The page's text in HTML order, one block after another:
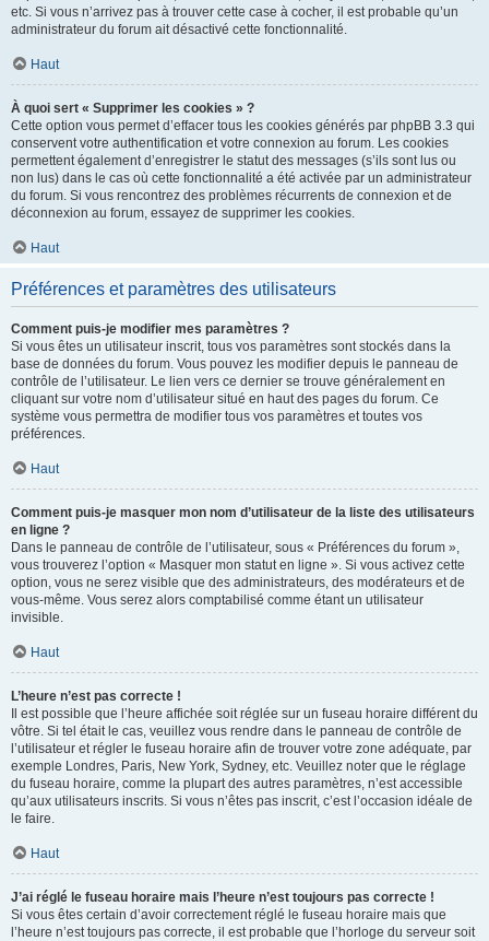
etc. Si vous n’arrivez pas à trouver cette case à cocher, il est probable qu’un
administrateur du forum ait désactivé cette fonctionnalité.
Haut
À quoi sert « Supprimer les cookies » ?
Cette option vous permet d’effacer tous les cookies générés par phpBB 3.3 qui
conservent votre authentification et votre connexion au forum. Les cookies
permettent également d’enregistrer le statut des messages (s’ils sont lus ou
non lus) dans le cas où cette fonctionnalité a été activée par un administrateur
du forum. Si vous rencontrez des problèmes récurrents de connexion et de
déconnexion au forum, essayez de supprimer les cookies.
Haut
Préférences et paramètres des utilisateurs
Comment puis-je modifier mes paramètres ?
Si vous êtes un utilisateur inscrit, tous vos paramètres sont stockés dans la
base de données du forum. Vous pouvez les modifier depuis le panneau de
contrôle de l’utilisateur. Le lien vers ce dernier se trouve généralement en
cliquant sur votre nom d’utilisateur situé en haut des pages du forum. Ce
système vous permettra de modifier tous vos paramètres et toutes vos
préférences.
Haut
Comment puis-je masquer mon nom d’utilisateur de la liste des utilisateurs
en ligne ?
Dans le panneau de contrôle de l’utilisateur, sous « Préférences du forum »,
vous trouverez l’option « Masquer mon statut en ligne ». Si vous activez cette
option, vous ne serez visible que des administrateurs, des modérateurs et de
vous-même. Vous serez alors comptabilisé comme étant un utilisateur
invisible.
Haut
L’heure n’est pas correcte !
Il est possible que l’heure affichée soit réglée sur un fuseau horaire différent du
vôtre. Si tel était le cas, veuillez vous rendre dans le panneau de contrôle de
l’utilisateur et régler le fuseau horaire afin de trouver votre zone adéquate, par
exemple Londres, Paris, New York, Sydney, etc. Veuillez noter que le réglage
du fuseau horaire, comme la plupart des autres paramètres, n’est accessible
qu’aux utilisateurs inscrits. Si vous n’êtes pas inscrit, c’est l’occasion idéale de
le faire.
Haut
J’ai réglé le fuseau horaire mais l’heure n’est toujours pas correcte !
Si vous êtes certain d’avoir correctement réglé le fuseau horaire mais que
l’heure n’est toujours pas correcte, il est probable que l’horloge du serveur soit